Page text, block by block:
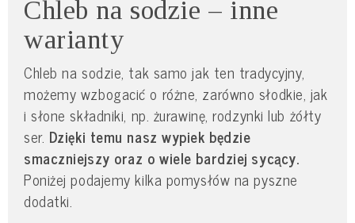
Chleb na sodzie – inne
warianty
Chleb na sodzie, tak samo jak ten tradycyjny,
możemy wzbogacić o różne, zarówno słodkie, jak
i słone składniki, np. żurawinę, rodzynki lub żółty
ser. Dzięki temu nasz wypiek będzie
smaczniejszy oraz o wiele bardziej sycący.
Poniżej podajemy kilka pomysłów na pyszne
dodatki.